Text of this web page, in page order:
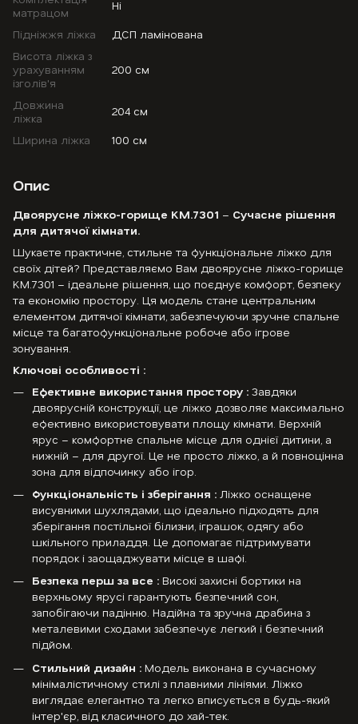
матрацом
Ні
Підніжжя ліжка
ДСП ламінована
Висота ліжка з
урахуванням
ізголів'я
200 см
Довжина
ліжка
204 см
Ширина ліжка
100 см
Опис
Двоярусне ліжко-горище KM.7301 – Сучасне рішення
для дитячої кімнати.
Шукаєте практичне, стильне та функціональне ліжко для
своїх дітей? Представляємо Вам двоярусне ліжко-горище
KM.7301 – ідеальне рішення, що поєднує комфорт, безпеку
та економію простору. Ця модель стане центральним
елементом дитячої кімнати, забезпечуючи зручне спальне
місце та багатофункціональне робоче або ігрове
зонування.
Ключові особливості :
Ефективне використання простору : Завдяки
двоярусній конструкції, це ліжко дозволяє максимально
ефективно використовувати площу кімнати. Верхній
ярус – комфортне спальне місце для однієї дитини, а
нижній – для другої. Це не просто ліжко, а й повноцінна
зона для відпочинку або ігор.
Функціональність і зберігання : Ліжко оснащене
висувними шухлядами, що ідеально підходять для
зберігання постільної білизни, іграшок, одягу або
шкільного приладдя. Це допомагає підтримувати
порядок і заощаджувати місце в шафі.
Безпека перш за все : Високі захисні бортики на
верхньому ярусі гарантують безпечний сон,
запобігаючи падінню. Надійна та зручна драбина з
металевими сходами забезпечує легкий і безпечний
підйом.
Стильний дизайн : Модель виконана в сучасному
мінімалістичному стилі з плавними лініями. Ліжко
виглядає елегантно та легко вписується в будь-який
інтер'єр, від класичного до хай-тек.